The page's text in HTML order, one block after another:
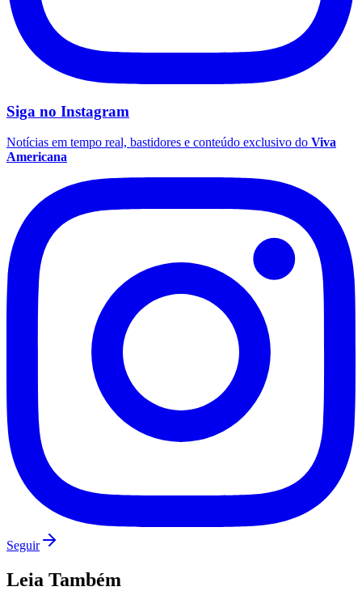
Coritiba
Mirassol
Siga no Instagram
Notícias em tempo real, bastidores e conteúdo exclusivo do Viva
Americana
Seguir
Leia Também